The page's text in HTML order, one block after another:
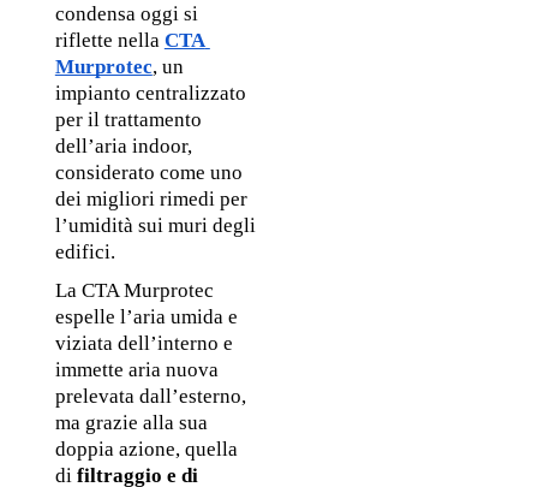
condensa oggi si
riflette nella CTA
Murprotec, un
impianto centralizzato
per il trattamento
dell’aria indoor,
considerato come uno
dei migliori rimedi per
l’umidità sui muri degli
edifici.
La CTA Murprotec
espelle l’aria umida e
viziata dell’interno e
immette aria nuova
prelevata dall’esterno,
ma grazie alla sua
doppia azione, quella
di filtraggio e di